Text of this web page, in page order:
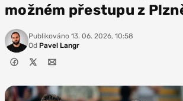
možném přestupu z
Publikováno 13. 06. 2026, 10:58
Od Pavel Langr